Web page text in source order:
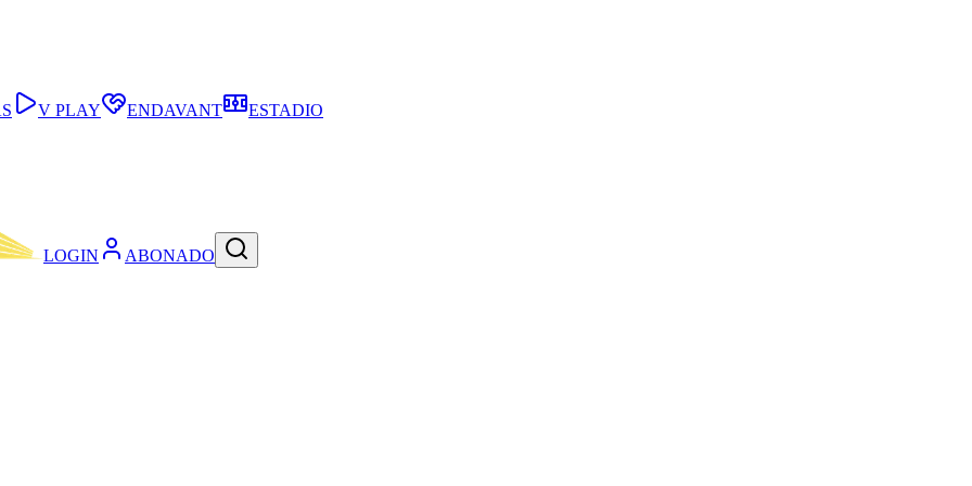
LOGIN ABONADO
V PLAY ENDAVANT ESTADIO